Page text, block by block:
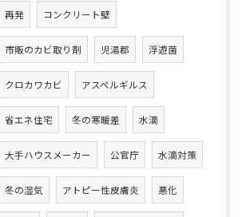
再発 コンクリート壁
市販のカビ取り剤 児湯郡 浮遊菌
クロカワカビ アスペルギルス
省エネ住宅 冬の寒暖差 水滴
大手ハウスメーカー 公官庁 水滴対策
冬の湿気 アトピー性皮膚炎 悪化